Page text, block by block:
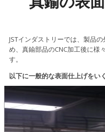
JSTインダストリーでは、製品
め、真鍮部品のCNC加工後に様
す。
以下に一般的な表面仕上げをい